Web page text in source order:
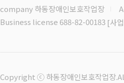
company 하동장애인보호작업장
Business license 688-82-00183 [사
Copyright ⓒ 하동장애인보호작업장